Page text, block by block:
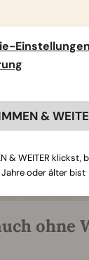
ohne
Einstellungen
&
& WEITER klickst,
Jahre oder älter bist